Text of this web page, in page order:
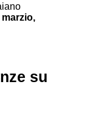
su